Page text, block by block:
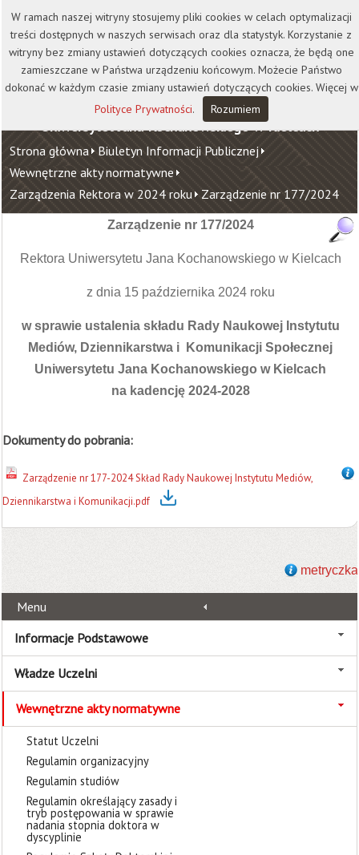
Kontakt Biblioteka
Wydawnictwo
Wirtualna Uczelnia
Uniwersytet Jana Kochanowskiego w Kielcach
Strona główna Biuletyn Informacji Publicznej
Wewnętrzne akty normatywne
Zarządzenia Rektora w 2024 roku Zarządzenie nr 177/2024
Zarządzenie nr 177/2024
Rektora Uniwersytetu Jana Kochanowskiego w Kielcach
z dnia 15 października 2024 roku
w sprawie ustalenia składu Rady Naukowej Instytutu
Mediów, Dziennikarstwa i Komunikacji Społecznej
Uniwersytetu Jana Kochanowskiego w Kielcach
na kadencję 2024-2028
Dokumenty do pobrania:
Zarządzenie nr 177-2024 Skład Rady Naukowej Instytutu Mediów,
Dziennikarstwa i Komunikacji.pdf
metryczka
Menu
Informacje Podstawowe
Władze Uczelni
Wewnętrzne akty normatywne
Statut Uczelni
Regulamin organizacyjny
Regulamin studiów
Regulamin określający zasady i
tryb postępowania w sprawie
nadania stopnia doktora w
dyscyplinie
W ramach naszej witryny stosujemy pliki cookies w celach optymalizacji
treści dostępnych w naszych serwisach oraz dla statystyk. Korzystanie z
witryny bez zmiany ustawień dotyczących cookies oznacza, że będą one
zamieszczane w Państwa urządzeniu końcowym. Możecie Państwo
dokonać w każdym czasie zmiany ustawień dotyczących cookies. Więcej w
Polityce Prywatności. Rozumiem